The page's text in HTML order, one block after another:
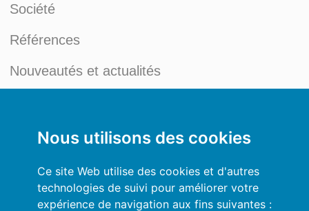
Nous utilisons des cookies
Ce site Web utilise des cookies et d'autres
technologies de suivi pour améliorer votre
expérience de navigation aux fins suivantes :
Société
Références
Nouveautés et actualités
Mon compte
Conditions générales
Politique de Confidentialité